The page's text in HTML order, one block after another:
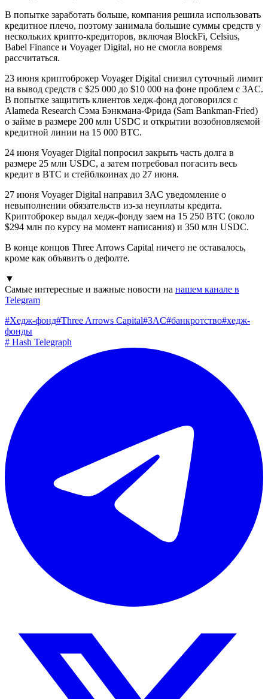
В попытке заработать больше, компания решила использовать
кредитное плечо, поэтому занимала большие суммы средств у
нескольких крипто-кредиторов, включая BlockFi, Celsius,
Babel Finance и Voyager Digital, но не смогла вовремя
рассчитаться.
23 июня криптоброкер Voyager Digital снизил суточный лимит
на вывод средств с $25 000 до $10 000 на фоне проблем с 3AC.
В попытке защитить клиентов хедж-фонд договорился с
Alameda Research Сэма Бэнкмана-Фрида (Sam Bankman-Fried)
о займе в размере 200 млн USDC и открытии возобновляемой
кредитной линии на 15 000 BTC.
24 июня Voyager Digital попросил закрыть часть долга в
размере 25 млн USDC, а затем потребовал погасить весь
кредит в BTC и стейблкоинах до 27 июня.
27 июня Voyager Digital направил 3AC уведомление о
невыполнении обязательств из-за неуплаты кредита.
Криптоброкер выдал хедж-фонду заем на 15 250 BTC (около
$294 млн по курсу на момент написания) и 350 млн USDC.
В конце концов Three Arrows Capital ничего не оставалось,
кроме как объявить о дефолте.
▼
Самые интересные и важные новости на нашем канале в
Telegram
#Хедж-фонд#Three Arrows Capital#3AC#банкротство#хедж-
фонды
# Hash Telegraph